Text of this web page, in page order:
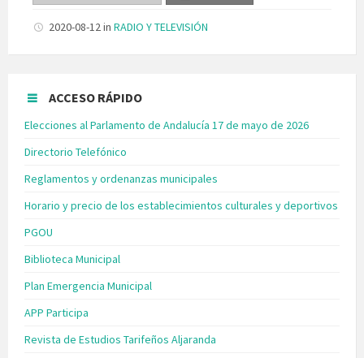
2020-08-12in RADIO Y TELEVISIÓN
ACCESO RÁPIDO
Elecciones al Parlamento de Andalucía 17 de mayo de 2026
Directorio Telefónico
Reglamentos y ordenanzas municipales
Horario y precio de los establecimientos culturales y deportivos
PGOU
Biblioteca Municipal
Plan Emergencia Municipal
APP Participa
Revista de Estudios Tarifeños Aljaranda